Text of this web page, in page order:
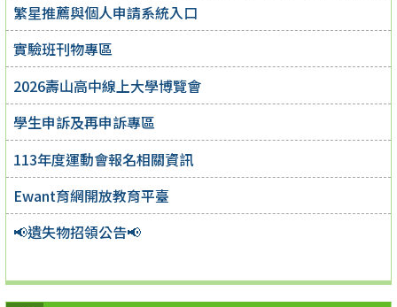
繁星推薦與個人申請系統入口
實驗班刊物專區
2026壽山高中線上大學博覽會
學生申訴及再申訴專區
113年度運動會報名相關資訊
Ewant育網開放教育平臺
📢遺失物招領公告📢